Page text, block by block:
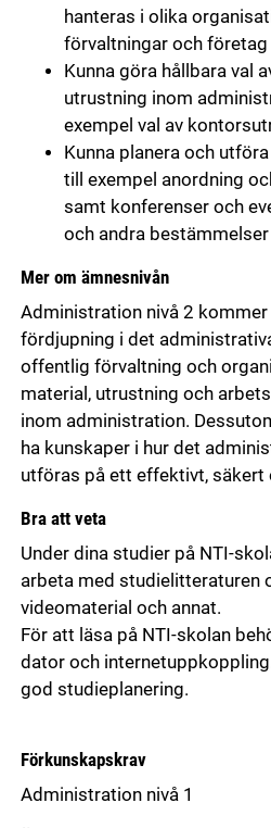
hanteras i olika
förvaltningar och företag
Kunna göra hållbara val
utrustning inom
exempel val av
Kunna planera och
till exempel anordning
samt konferenser och
och andra
Mer om ämnesnivån
Administration nivå 2
fördjupning i det
offentlig förvaltning och
material, utrustning och
inom administration.
ha kunskaper i hur det
utföras på ett effektivt,
Bra att veta
Under dina studier på NTI-
arbeta med studielitteraturen
videomaterial och annat.
För att läsa på NTI-skolan
dator och
god studieplanering.
Förkunskapskrav
Administration nivå 1